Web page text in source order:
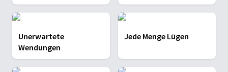
Unerwartete
Wendungen
Jede Menge Lügen